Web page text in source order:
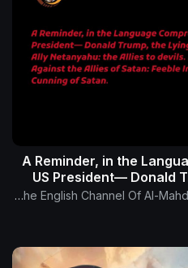
‎A Reminder, in the
US President— Donald
His Ally
The English Channel Of Al-Mahdi Nasser Mohammad Al-Yamani